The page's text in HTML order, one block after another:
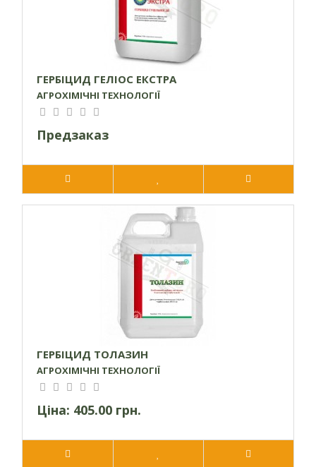
ГЕРБІЦИД ГЕЛІОС ЕКСТРА
АГРОХІМІЧНІ ТЕХНОЛОГІЇ
Предзаказ
ГЕРБІЦИД ТОЛАЗИН
АГРОХІМІЧНІ ТЕХНОЛОГІЇ
Ціна: 405.00 грн.